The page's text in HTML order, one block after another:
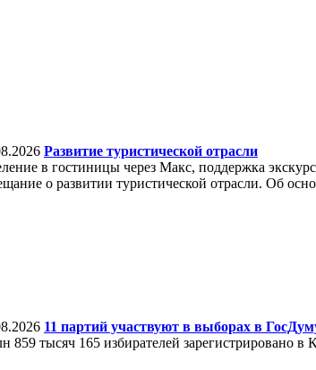
Развитие туристической отрасли
в гостиницы через Макс, поддержка
о развитии туристической отрасли. Об
11 партий участвуют в выборах в
859 тысяч 165 избирателей зарегистрировано